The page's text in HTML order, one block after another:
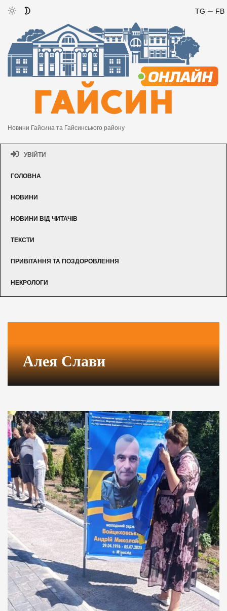
FB
TG
Новини Гайсина та Гайсинського району
УВІЙТИ
ГОЛОВНА
НОВИНИ
НОВИНИ ВІД ЧИТАЧІВ
ТЕКСТИ
ПРИВІТАННЯ ТА ПОЗДОРОВЛЕННЯ
НЕКРОЛОГИ
Алея Слави